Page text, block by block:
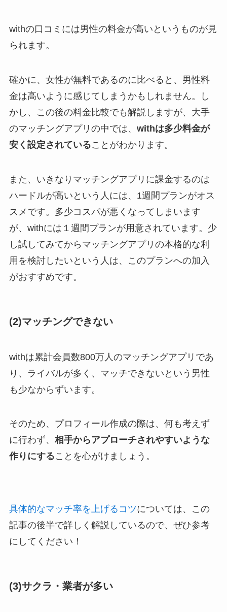
withの口コミには男性の料金が高いというものが見
られます。
確かに、女性が無料であるのに比べると、男性料
金は高いように感じてしまうかもしれません。し
かし、この後の料金比較でも解説しますが、大手
のマッチングアプリの中では、 withは多少料金が
安く設定されていることがわかります。
また、いきなりマッチングアプリに課金するのは
ハードルが高いという人には、1週間プランがオス
スメです。多少コスパが悪くなってしまいます
が、withには１週間プランが用意されています。少
し試してみてからマッチングアプリの本格的な利
用を検討したいという人は、このプランへの加入
がおすすめです。
(2)マッチングできない
withは累計会員数800万人のマッチングアプリであ
り、ライバルが多く、マッチできないという男性
も少なからずいます。
そのため、プロフィール作成の際は、何も考えず
に行わず、 相手からアプローチされやすいような
作りにすることを心がけましょう。
具体的なマッチ率を上げるコツについては、この
記事の後半で詳しく解説しているので、ぜひ参考
にしてください！
(3)サクラ・業者が多い